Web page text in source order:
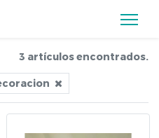
3 artículos encontrados.